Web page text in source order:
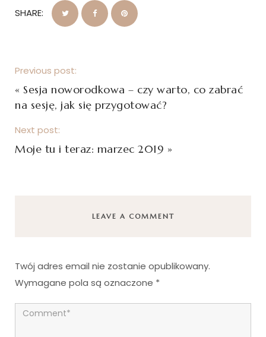
SHARE:
Previous post:
« Sesja noworodkowa – czy warto, co zabrać
na sesję, jak się przygotować?
Next post:
Moje tu i teraz: marzec 2019 »
LEAVE A COMMENT
Twój adres email nie zostanie opublikowany.
Wymagane pola są oznaczone *